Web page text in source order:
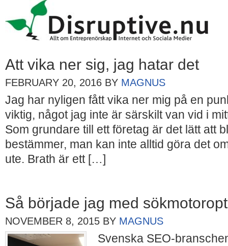
Att vika ner sig, jag hatar det
FEBRUARY 20, 2016 BY MAGNUS
Jag har nyligen fått vika ner mig på en
viktig, något jag inte är särskilt van vid i
Som grundare till ett företag är det lätt att
bestämmer, man kan inte alltid göra det
ute. Brath är ett […]
Så började jag med
NOVEMBER 8, 2015 BY MAGNUS
Svenska SEO-